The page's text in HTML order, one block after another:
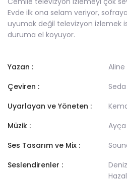
Evde ilk ona selam veriyor,
uyumak değil televizyon izlemek
duruma el koyuyor.
Yazan :
Çeviren :
Uyarlayan ve Yöneten :
Müzik :
Ses Tasarım ve Mix :
Seslendirenler :